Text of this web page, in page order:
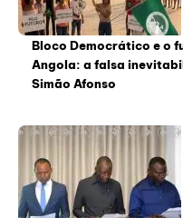
Bloco Democrático e o
Angola: a falsa
Simão Afonso